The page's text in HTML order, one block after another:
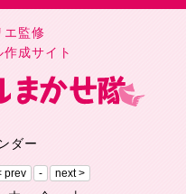
エ監修
成サイト
ダー